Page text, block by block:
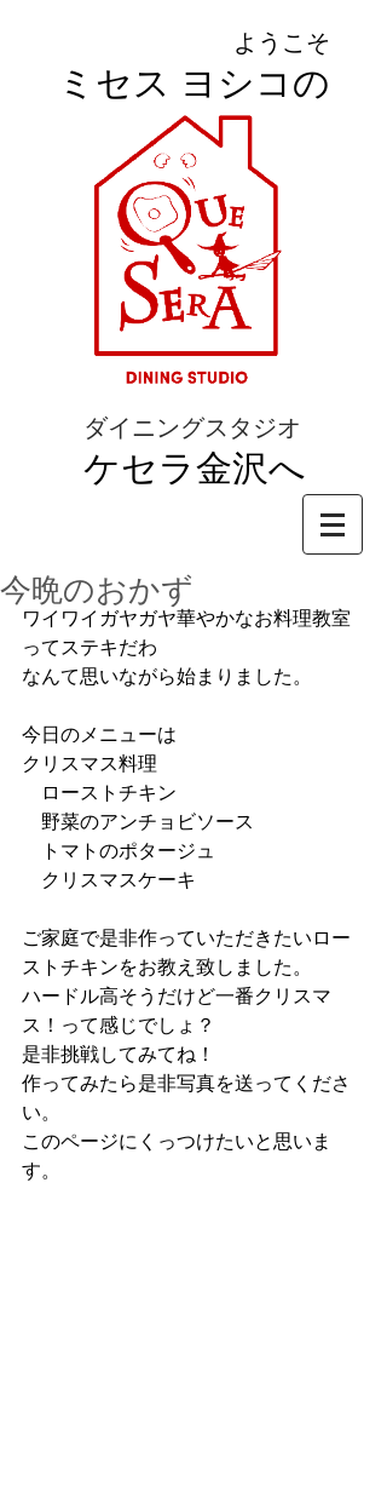
ようこそ
ミセス ヨシコの
ダイニングスタジオ
ケセラ金沢へ
今晩のおかず
ワイワイガヤガヤ華やかなお料理教室
ってステキだわ
なんて思いながら始まりました。
今日のメニューは
クリスマス料理
ローストチキン
野菜のアンチョビソース
トマトのポタージュ
クリスマスケーキ
ご家庭で是非作っていただきたいロー
ストチキンをお教え致しました。
ハードル高そうだけど一番クリスマ
ス！って感じでしょ？
是非挑戦してみてね！
作ってみたら是非写真を送ってくださ
い。
このページにくっつけたいと思いま
す。